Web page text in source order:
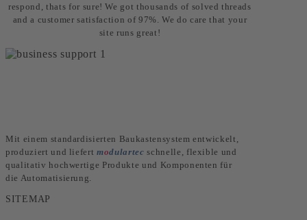
respond, thats for sure! We got thousands of solved threads
and a customer satisfaction of 97%. We do care that your
site runs great!
Mit einem standardisierten Baukastensystem entwickelt,
produziert und liefertmodulartec schnelle, flexible und
qualitativ hochwertige Produkte und Komponenten für
die Automatisierung.
SITEMAP